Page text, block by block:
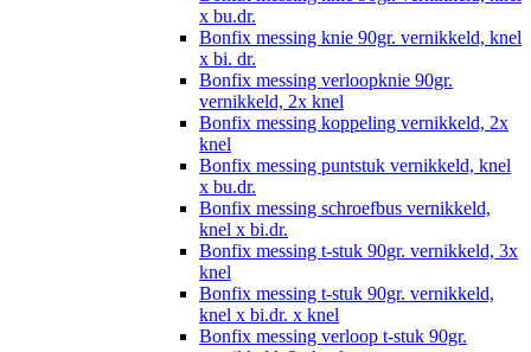
x bu.dr.
Bonfix messing knie 90gr. vernikkeld, knel
x bi. dr.
Bonfix messing verloopknie 90gr.
vernikkeld, 2x knel
Bonfix messing koppeling vernikkeld, 2x
knel
Bonfix messing puntstuk vernikkeld, knel
x bu.dr.
Bonfix messing schroefbus vernikkeld,
knel x bi.dr.
Bonfix messing t-stuk 90gr. vernikkeld, 3x
knel
Bonfix messing t-stuk 90gr. vernikkeld,
knel x bi.dr. x knel
Bonfix messing verloop t-stuk 90gr.